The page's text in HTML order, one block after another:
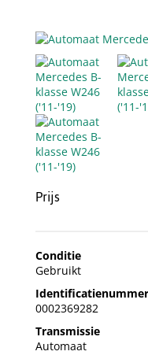
Prijs
Conditie
Gebruikt
Identificatienummer
0002369282
Transmissie
Automaat